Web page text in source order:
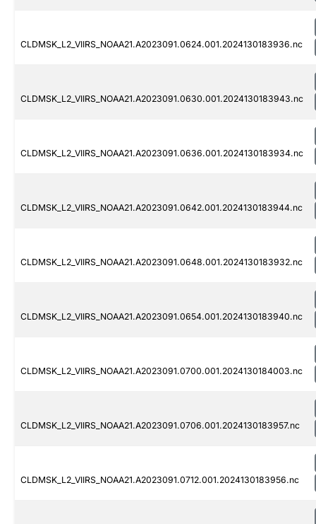
CLDMSK_L2_VIIRS_NOAA21.A2023091.0624.001.2024130183936.nc
CLDMSK_L2_VIIRS_NOAA21.A2023091.0630.001.2024130183943.nc
CLDMSK_L2_VIIRS_NOAA21.A2023091.0636.001.2024130183934.nc
CLDMSK_L2_VIIRS_NOAA21.A2023091.0642.001.2024130183944.nc
CLDMSK_L2_VIIRS_NOAA21.A2023091.0648.001.2024130183932.nc
CLDMSK_L2_VIIRS_NOAA21.A2023091.0654.001.2024130183940.nc
CLDMSK_L2_VIIRS_NOAA21.A2023091.0700.001.2024130184003.nc
CLDMSK_L2_VIIRS_NOAA21.A2023091.0706.001.2024130183957.nc
CLDMSK_L2_VIIRS_NOAA21.A2023091.0712.001.2024130183956.nc